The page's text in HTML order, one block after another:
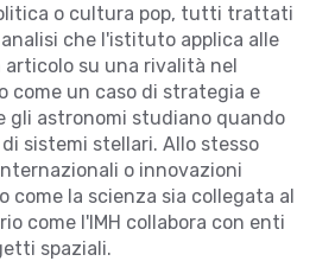
o cultura pop, tutti trattati
che l'istituto applica alle
articolo su una rivalità nel
come un caso di strategia e
gli astronomi studiano quando
sistemi stellari. Allo stesso
o innovazioni
come la scienza sia collegata al
come l'IMH collabora con enti
spaziali.